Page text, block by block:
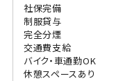
社保完備
制服貸与
完全分煙
交通費支給
バイク・車通勤OK
休憩スペースあり